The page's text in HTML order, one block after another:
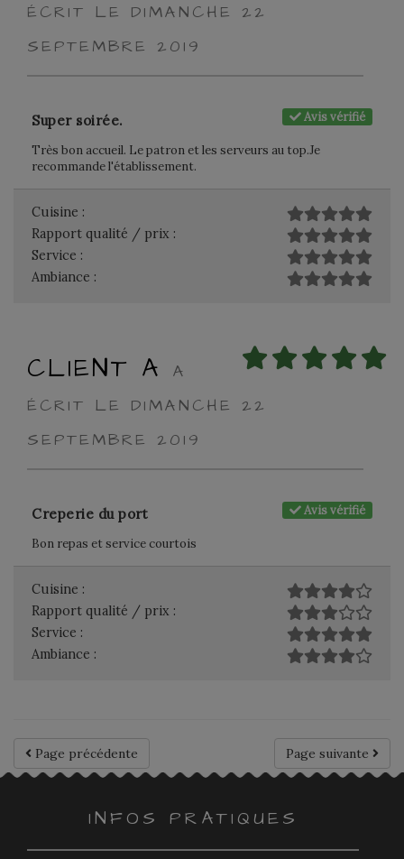
ÉCRIT LE DIMANCHE 22
SEPTEMBRE 2019
Avis vérifié
Super soirée.
Très bon accueil. Le patron et les serveurs au top.Je
recommande l'établissement.
Cuisine :
Rapport qualité / prix :
Service :
Ambiance :
CLIENT A
A
ÉCRIT LE DIMANCHE 22
SEPTEMBRE 2019
Avis vérifié
Creperie du port
Bon repas et service courtois
Cuisine :
Rapport qualité / prix :
Service :
Ambiance :
Page suivante
Page précédente
INFOS PRATIQUES